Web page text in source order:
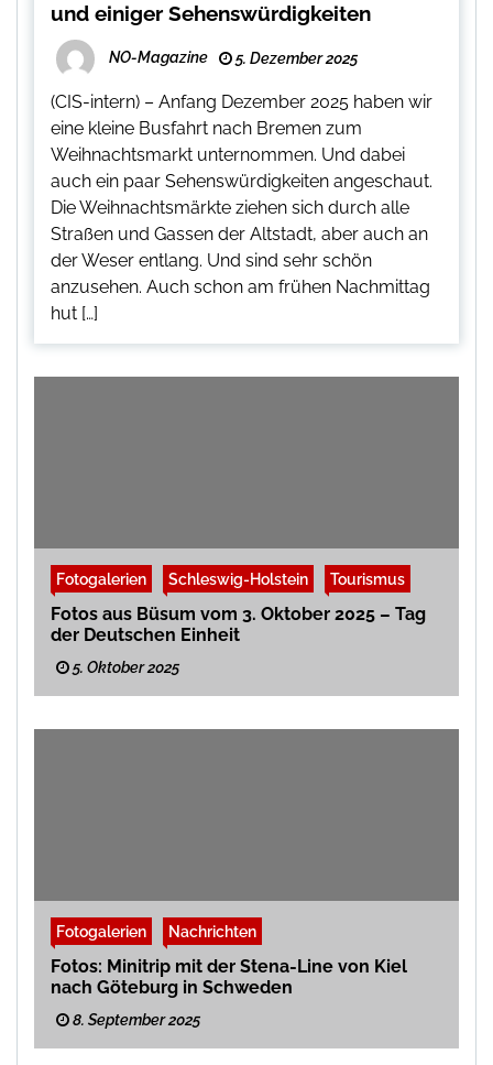
und einiger Sehenswürdigkeiten
NO-Magazine 5. Dezember 2025
(CIS-intern) – Anfang Dezember 2025 haben wir
eine kleine Busfahrt nach Bremen zum
Weihnachtsmarkt unternommen. Und dabei
auch ein paar Sehenswürdigkeiten angeschaut.
Die Weihnachtsmärkte ziehen sich durch alle
Straßen und Gassen der Altstadt, aber auch an
der Weser entlang. Und sind sehr schön
anzusehen. Auch schon am frühen Nachmittag
hut […]
Fotogalerien Schleswig-Holstein Tourismus
Fotos aus Büsum vom 3. Oktober 2025 – Tag
der Deutschen Einheit
5. Oktober 2025
Fotogalerien Nachrichten
Fotos: Minitrip mit der Stena-Line von Kiel
nach Göteburg in Schweden
8. September 2025